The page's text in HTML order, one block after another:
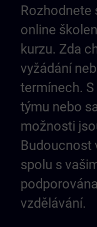
Rozhodnete
online
kurzu. Zda
vyžádání
termínech.
týmu nebo
možnosti
Budoucnost
spolu s
vzdělávání.